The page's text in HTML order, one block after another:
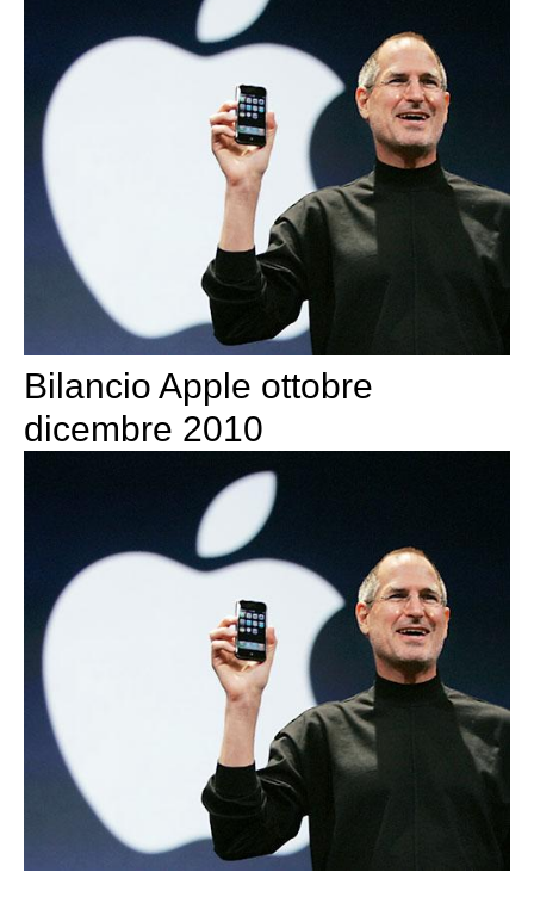
Bilancio Apple ottobre
dicembre 2010